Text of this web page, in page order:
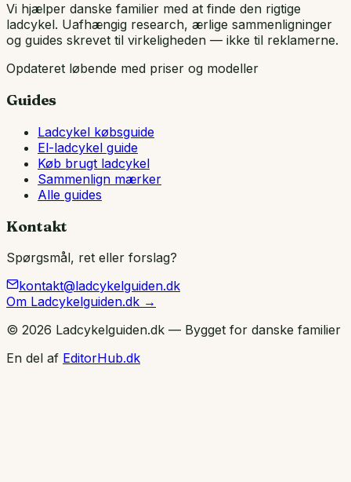
Vi hjælper danske familier med at finde den rigtige
ladcykel. Uafhængig research, ærlige sammenligninger
og guides skrevet til virkeligheden — ikke til reklamerne.
Opdateret løbende med priser og modeller
Guides
Ladcykel købsguide
El-ladcykel guide
Køb brugt ladcykel
Sammenlign mærker
Alle guides
Kontakt
Spørgsmål, ret eller forslag?
kontakt@ladcykelguiden.dk
Om Ladcykelguiden.dk →
© 2026 Ladcykelguiden.dk — Bygget for danske familier
En del af EditorHub.dk